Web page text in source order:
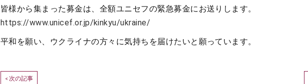
皆様から集まった募金は、全額ユニセフの緊急募金にお送りします。
https://www.unicef.or.jp/kinkyu/ukraine/
平和を願い、ウクライナの方々に気持ちを届けたいと願っています。
< 次の記事